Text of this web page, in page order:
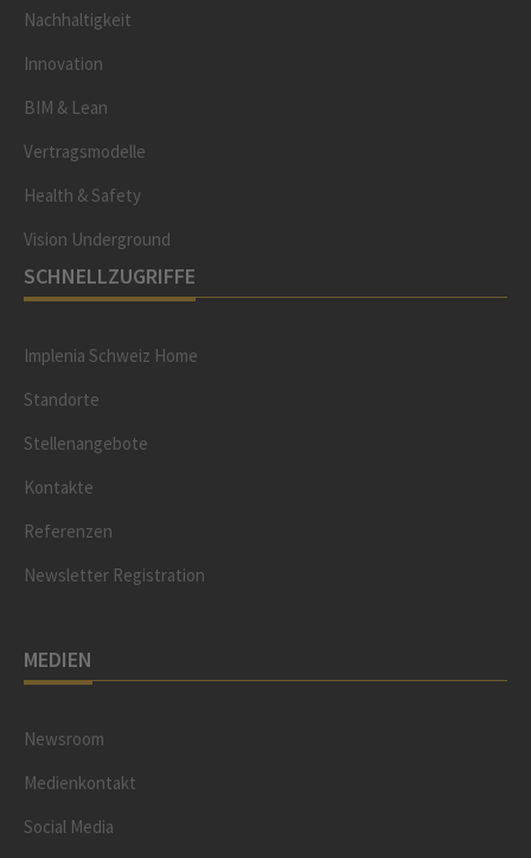
Nachhaltigkeit
Innovation
BIM & Lean
Vertragsmodelle
Health & Safety
Vision Underground
SCHNELLZUGRIFFE
Implenia Schweiz Home
Standorte
Stellenangebote
Kontakte
Referenzen
Newsletter Registration
MEDIEN
Newsroom
Medienkontakt
Social Media